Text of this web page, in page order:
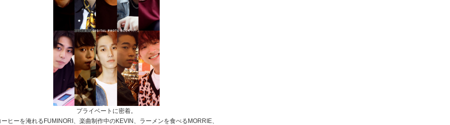
プライベートに密着。
ーヒーを淹れるFUMINORI、楽曲制作中のKEVIN、ラーメンを食べるMORRIE、